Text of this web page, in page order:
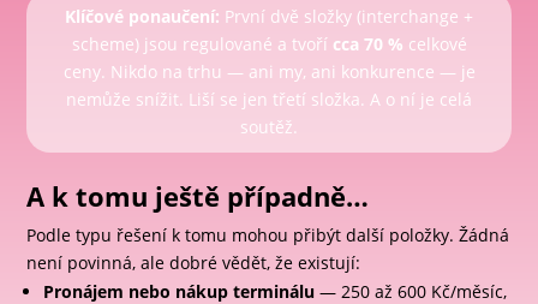
Klíčové ponaučení: První dvě složky (interchange +
scheme) jsou regulované a tvoří cca 70 % celkové
ceny. Nikdo na trhu — ani my, ani konkurence — je
nemůže snížit. Liší se jen třetí složka. A o ní je celá
soutěž.
A k tomu ještě případně…
Podle typu řešení k tomu mohou přibýt další položky. Žádná
není povinná, ale dobré vědět, že existují:
Pronájem nebo nákup terminálu — 250 až 600 Kč/měsíc,